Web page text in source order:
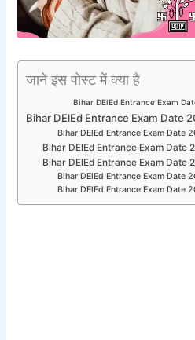
जाने इस पोस्ट में क्या है
Bihar DElEd Entrance Exam
Bihar DElEd Entrance Exam Date
Bihar DElEd Entrance Exam Date
Bihar DElEd Entrance Exam Date
Bihar DElEd Entrance Exam Date
Bihar DElEd Entrance Exam Date
Bihar DElEd Entrance Exam Date